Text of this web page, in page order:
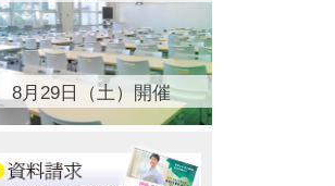
8月29日（土）開催